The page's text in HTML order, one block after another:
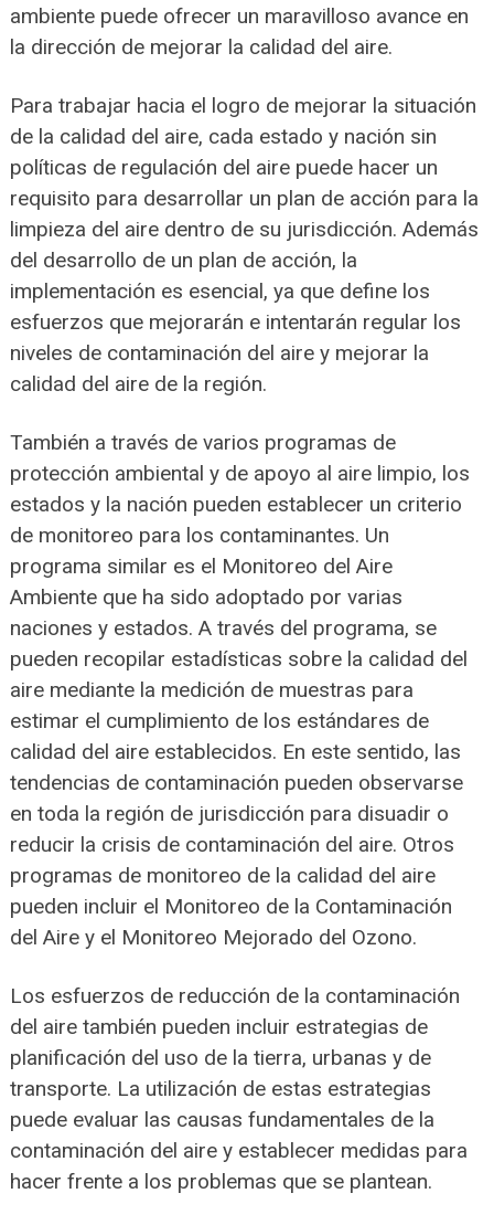
ambiente puede ofrecer un maravilloso avance en
la dirección de mejorar la calidad del aire.
Para trabajar hacia el logro de mejorar la situación
de la calidad del aire, cada estado y nación sin
políticas de regulación del aire puede hacer un
requisito para desarrollar un plan de acción para la
limpieza del aire dentro de su jurisdicción. Además
del desarrollo de un plan de acción, la
implementación es esencial, ya que define los
esfuerzos que mejorarán e intentarán regular los
niveles de contaminación del aire y mejorar la
calidad del aire de la región.
También a través de varios programas de
protección ambiental y de apoyo al aire limpio, los
estados y la nación pueden establecer un criterio
de monitoreo para los contaminantes. Un
programa similar es el Monitoreo del Aire
Ambiente que ha sido adoptado por varias
naciones y estados. A través del programa, se
pueden recopilar estadísticas sobre la calidad del
aire mediante la medición de muestras para
estimar el cumplimiento de los estándares de
calidad del aire establecidos. En este sentido, las
tendencias de contaminación pueden observarse
en toda la región de jurisdicción para disuadir o
reducir la crisis de contaminación del aire. Otros
programas de monitoreo de la calidad del aire
pueden incluir el Monitoreo de la Contaminación
del Aire y el Monitoreo Mejorado del Ozono.
Los esfuerzos de reducción de la contaminación
del aire también pueden incluir estrategias de
planificación del uso de la tierra, urbanas y de
transporte. La utilización de estas estrategias
puede evaluar las causas fundamentales de la
contaminación del aire y establecer medidas para
hacer frente a los problemas que se plantean.